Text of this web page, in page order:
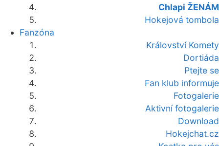
Chlapi ŽENÁM
Hokejová tombola
Fanzóna
Království Komety
Dortiáda
Ptejte se
Fan klub informuje
Fotogalerie
Aktivní fotogalerie
Download
Hokejchat.cz